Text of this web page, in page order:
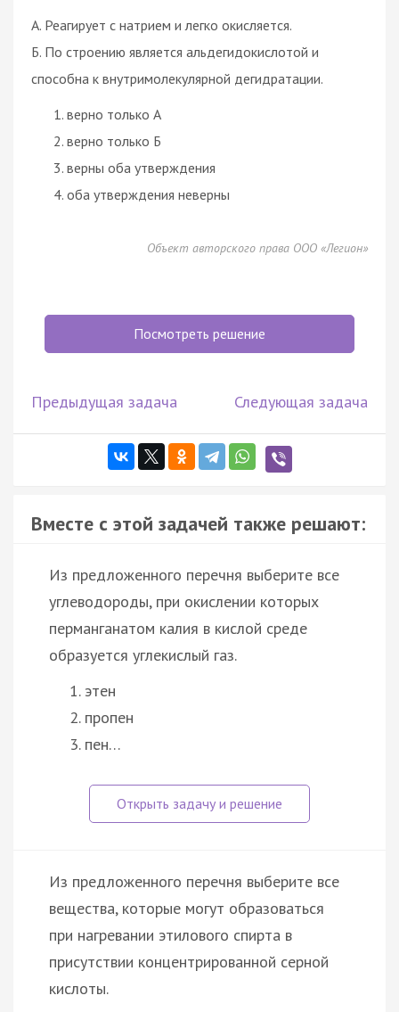
А. Реагирует с натрием и легко окисляется.
Б. По строению является альдегидокислотой и
способна к внутримолекулярной дегидратации.
верно только А
верно только Б
верны оба утверждения
оба утверждения неверны
Объект авторского права ООО «Легион»
Посмотреть решение
Предыдущая задача Следующая задача
Вместе с этой задачей также решают:
Из предложенного перечня выберите все
углеводороды, при окислении которых
перманганатом калия в кислой среде
образуется углекислый газ.
этен
пропен
пен…
Из предложенного перечня выберите все
вещества, которые могут образоваться
при нагревании этилового спирта в
присутствии концентрированной серной
кислоты.